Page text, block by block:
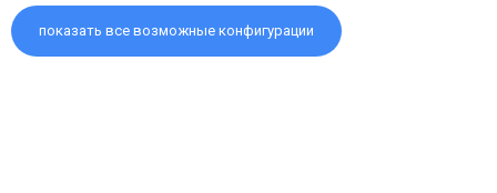
показать все возможные конфигурации